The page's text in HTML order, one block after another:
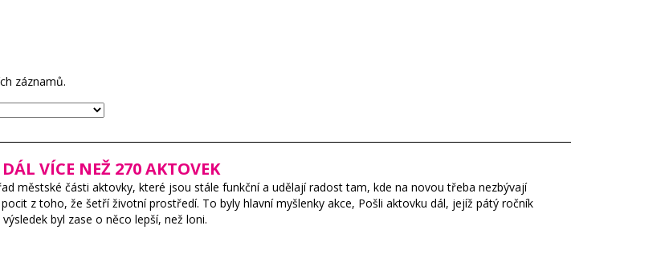
záznamů.
VÍCE NEŽ 270 AKTOVEK
městské části aktovky, které jsou stále funkční a udělají radost tam, kde na novou třeba nezbývají
z toho, že šetří životní prostředí. To byly hlavní myšlenky akce, Pošli aktovku dál, jejíž pátý ročník
byl zase o něco lepší, než loni.